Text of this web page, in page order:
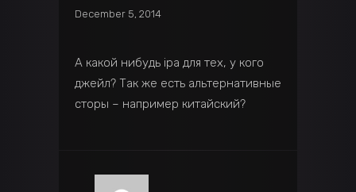
December 5, 2014
А какой нибудь ipa для тех, у кого
джейл? Так же есть альтернативные
сторы – например китайский?